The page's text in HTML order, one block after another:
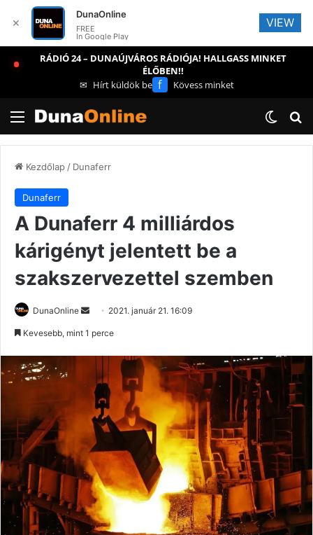
RÁDIÓ 24 – DUNAÚJVÁROS RÁDIÓJA! HALLGASS MINKET
ÉLŐBEN!!
✉ Hírt küldök be f Kövess minket
Menü
Kezdőlap/ Dunaferr
Dunaferr
A Dunaferr 4 milliárdos
kárigényt jelentett be a
szakszervezettel szemben
DunaOnline
Send 2021. január 21. 16:09
Kevesebb, mint 1 perce
✕
DunaOnline
FREE
In Google Play
VIEW